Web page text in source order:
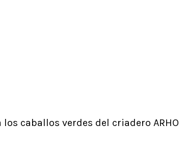
caballos verdes del criadero ARHO